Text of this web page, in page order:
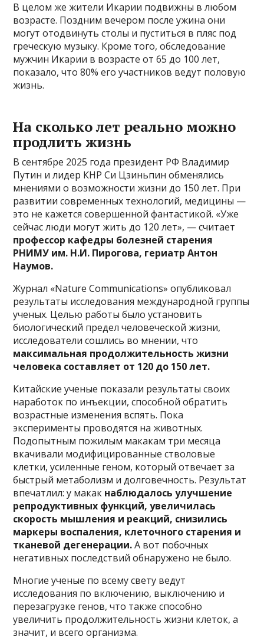
В целом же жители Икарии подвижны в любом
возрасте. Поздним вечером после ужина они
могут отодвинуть столы и пуститься в пляс под
греческую музыку. Кроме того, обследование
мужчин Икарии в возрасте от 65 до 100 лет,
показало, что 80% его участников ведут половую
жизнь.
На сколько лет реально можно
продлить жизнь
В сентябре 2025 года президент РФ Владимир
Путин и лидер КНР Си Цзиньпин обменялись
мнениями о возможности жизни до 150 лет. При
развитии современных технологий, медицины —
это не кажется совершенной фантастикой. «Уже
сейчас люди могут жить до 120 лет», — считает
профессор кафедры болезней старения
РНИМУ им. Н.И. Пирогова, гериатр Антон
Наумов.
Журнал «Nature Communications» опубликовал
результаты исследования международной группы
ученых. Целью работы было установить
биологический предел человеческой жизни,
исследователи сошлись во мнении, что
максимальная продолжительность жизни
человека составляет от 120 до 150 лет.
Китайские ученые показали результаты своих
наработок по инъекции, способной обратить
возрастные изменения вспять. Пока
эксперименты проводятся на животных.
Подопытным пожилым макакам три месяца
вкачивали модифицированные стволовые
клетки, усиленные геном, который отвечает за
быстрый метаболизм и долговечность. Результат
впечатлил: у макак наблюдалось улучшение
репродуктивных функций, увеличилась
скорость мышления и реакций, снизились
маркеры воспаления, клеточного старения и
тканевой дегенерации.А вот побочных
негативных последствий обнаружено не было.
Многие ученые по всему свету ведут
исследования по включению, выключению и
перезагрузке генов, что также способно
увеличить продолжительность жизни клеток, а
значит, и всего организма.